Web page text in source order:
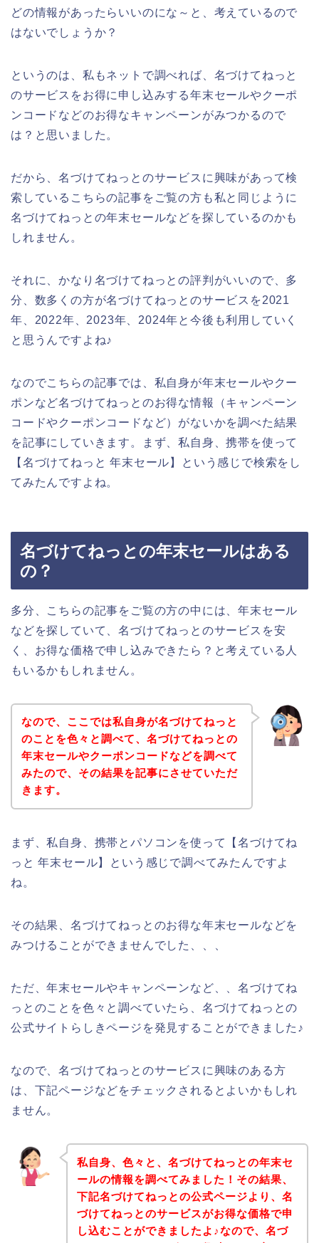
どの情報があったらいいのにな～と、考えているので
はないでしょうか？
というのは、私もネットで調べれば、名づけてねっと
のサービスをお得に申し込みする年末セールやクーポ
ンコードなどのお得なキャンペーンがみつかるので
は？と思いました。
だから、名づけてねっとのサービスに興味があって検
索しているこちらの記事をご覧の方も私と同じように
名づけてねっとの年末セールなどを探しているのかも
しれません。
それに、かなり名づけてねっとの評判がいいので、多
分、数多くの方が名づけてねっとのサービスを2021
年、2022年、2023年、2024年と今後も利用していく
と思うんですよね♪
なのでこちらの記事では、私自身が年末セールやクー
ポンなど名づけてねっとのお得な情報（キャンペーン
コードやクーポンコードなど）がないかを調べた結果
を記事にしていきます。まず、私自身、携帯を使って
【名づけてねっと 年末セール】という感じで検索をし
てみたんですよね。
名づけてねっとの年末セールはある
の？
多分、こちらの記事をご覧の方の中には、年末セール
などを探していて、名づけてねっとのサービスを安
く、お得な価格で申し込みできたら？と考えている人
もいるかもしれません。
なので、ここでは私自身が名づけてねっと
のことを色々と調べて、名づけてねっとの
年末セールやクーポンコードなどを調べて
みたので、その結果を記事にさせていただ
きます。
まず、私自身、携帯とパソコンを使って【名づけてね
っと 年末セール】という感じで調べてみたんですよ
ね。
その結果、名づけてねっとのお得な年末セールなどを
みつけることができませんでした、、、
ただ、年末セールやキャンペーンなど、、名づけてね
っとのことを色々と調べていたら、名づけてねっとの
公式サイトらしきページを発見することができました♪
なので、名づけてねっとのサービスに興味のある方
は、下記ページなどをチェックされるとよいかもしれ
ません。
私自身、色々と、名づけてねっとの年末セ
ールの情報を調べてみました！その結果、
下記名づけてねっとの公式ページより、名
づけてねっとのサービスがお得な価格で申
し込むことができましたよ♪なので、名づ